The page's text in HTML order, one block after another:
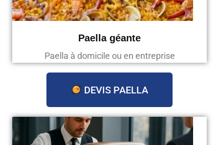
Paella géante
Paella à domicile ou en entreprise
DEVIS PAELLA